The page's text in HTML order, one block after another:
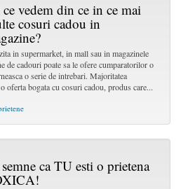
vedem din ce in ce mai
cosuri cadou in
in supermarket, in mall sau in magazinele
de cadouri poate sa le ofere cumparatorilor o
o serie de intrebari. Majoritatea
oferta bogata cu cosuri cadou, produs care...
ca TU esti o prietena